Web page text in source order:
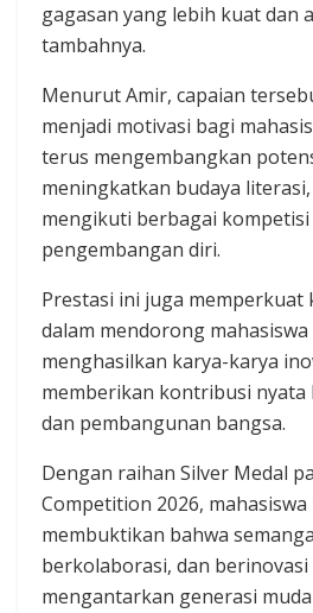
gagasan yang lebih kuat dan
tambahnya.
Menurut Amir, capaian
menjadi motivasi bagi
terus mengembangkan
meningkatkan budaya
mengikuti berbagai kompetisi
pengembangan diri.
Prestasi ini juga memperkuat
dalam mendorong
menghasilkan karya-karya
memberikan kontribusi nyata
dan pembangunan bangsa.
Dengan raihan Silver Medal
Competition 2026, mahasiswa
membuktikan bahwa
berkolaborasi, dan berinovasi
mengantarkan generasi